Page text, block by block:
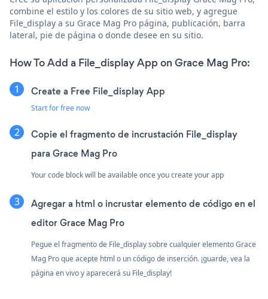
combine el estilo y los colores de su sitio web, y agregue
File_display a su Grace Mag Pro página, publicación, barra
lateral, pie de página o donde desee en su sitio.
How To Add a File_display App on Grace Mag Pro:
Create a Free File_display App
Start for free now
Copie el fragmento de incrustación File_display
para Grace Mag Pro
Your code block will be available once you create your app
Agregar a html o incrustar elemento de código en el
editor Grace Mag Pro
Pegue el fragmento de File_display sobre cualquier elemento Grace
Mag Pro que acepte html o un código de inserción. ¡guarde, vea la
página en vivo y aparecerá su File_display!